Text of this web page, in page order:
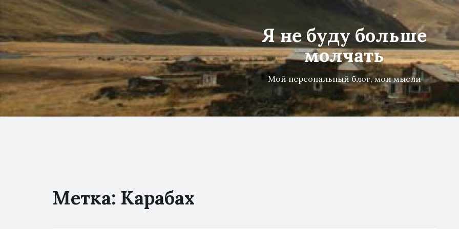
Я не буду больше
молчать
Мой персональный блог, мои мысли
Метка: Карабах